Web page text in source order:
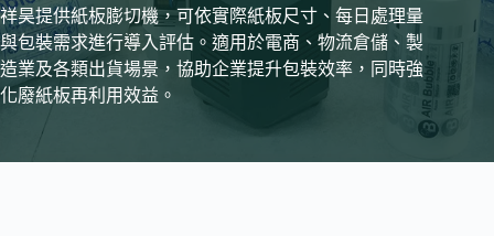
祥昊提供紙板膨切機，可依實際紙板尺寸、每日處理量
與包裝需求進行導入評估。適用於電商、物流倉儲、製
造業及各類出貨場景，協助企業提升包裝效率，同時強
化廢紙板再利用效益。